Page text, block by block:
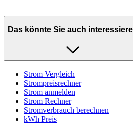
Das könnte Sie auch
Strom Vergleich
Strompreisrechner
Strom anmelden
Strom Rechner
Stromverbrauch berechnen
kWh Preis